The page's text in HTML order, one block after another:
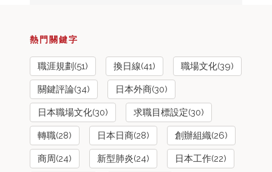
熱門關鍵字
職涯規劃(51) 換日線(41) 職場文化(39)
關鍵評論(34) 日本外商(30)
日本職場文化(30) 求職目標設定(30)
轉職(28) 日本日商(28) 創辦組織(26)
商周(24) 新型肺炎(24) 日本工作(22)